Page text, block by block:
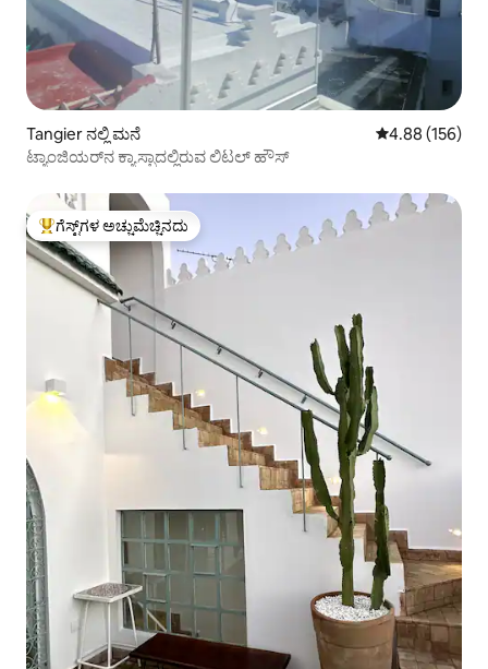
Tangier ನಲ್ಲಿ ಮನೆ 5 ರಲ್ಲಿ 4.88
4.88 (156)
ಟ್ಯಾಂಜಿಯರ್‌ನ ಕ್ಯಾಸ್ಬಾದಲ್ಲಿರುವ ಲಿಟಲ್ ಹೌಸ್
ಗೆಸ್ಟ್‌ಗಳಿಗೆ ಅತಿ ಹೆಚ್ಚು ಅಚ್ಚುಮೆಚ್ಚಿನದು
ಗೆಸ್ಟ್‌ಗಳ ಅಚ್ಚುಮೆಚ್ಚಿನದು